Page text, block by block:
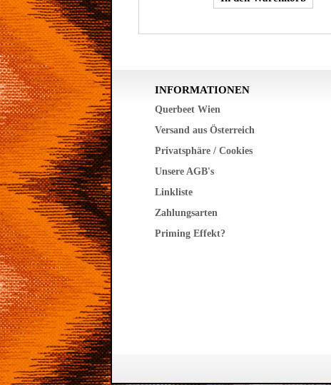
INFORMATIONEN
Querbeet Wien
Versand aus Österreich
Privatsphäre / Cookies
Unsere AGB's
Linkliste
Zahlungsarten
Priming Effekt?